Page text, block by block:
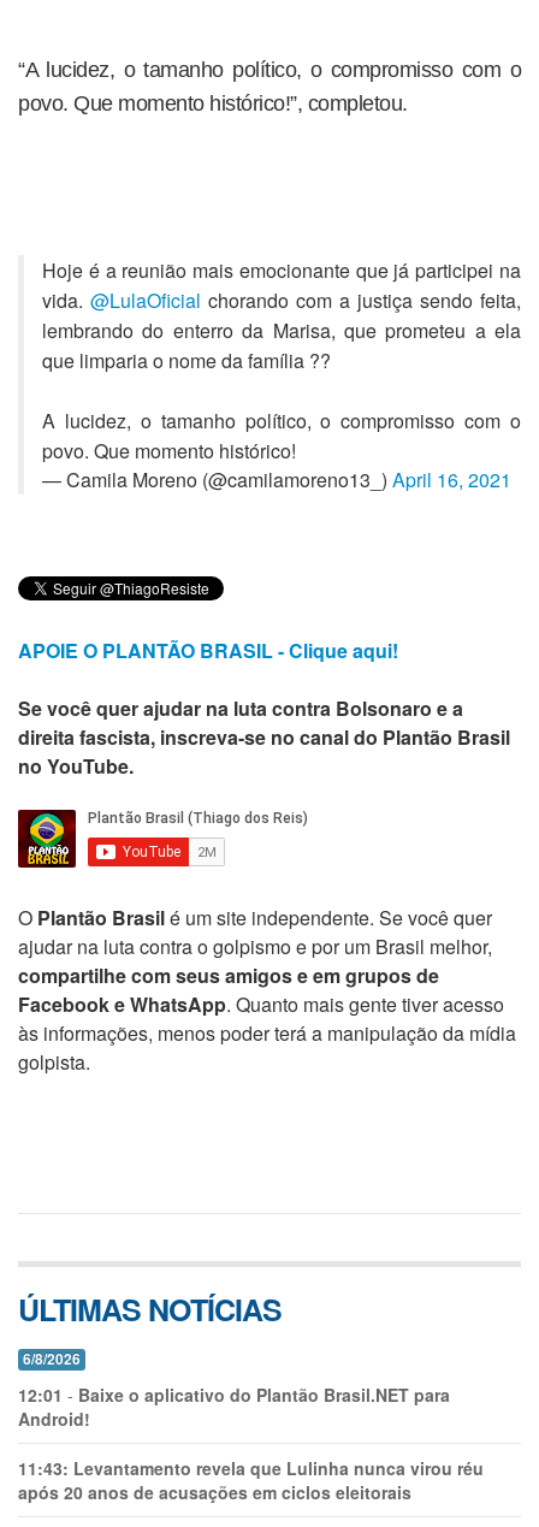
“A lucidez, o tamanho político, o compromisso com o
povo. Que momento histórico!”, completou.
Hoje é a reunião mais emocionante que já participei na
vida. @LulaOficial chorando com a justiça sendo feita,
lembrando do enterro da Marisa, que prometeu a ela
que limparia o nome da família ??
A lucidez, o tamanho político, o compromisso com o
povo. Que momento histórico!
— Camila Moreno (@camilamoreno13_) April 16, 2021
APOIE O PLANTÃO BRASIL - Clique aqui!
Se você quer ajudar na luta contra Bolsonaro e a
direita fascista, inscreva-se no canal do Plantão Brasil
no YouTube.
O Plantão Brasilé um site independente. Se você quer
ajudar na luta contra o golpismo e por um Brasil melhor,
compartilhe com seus amigos e em grupos de
Facebook e WhatsApp. Quanto mais gente tiver acesso
às informações, menos poder terá a manipulação da mídia
golpista.
ÚLTIMAS NOTÍCIAS
6/8/2026
12:01 - Baixe o aplicativo do Plantão Brasil.NET para
Android!
11:43: Levantamento revela que Lulinha nunca virou réu
após 20 anos de acusações em ciclos eleitorais